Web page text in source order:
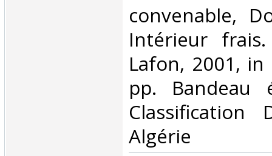
convenable,
Intérieur
Lafon, 2001,
pp.
Classification
Algérie‎